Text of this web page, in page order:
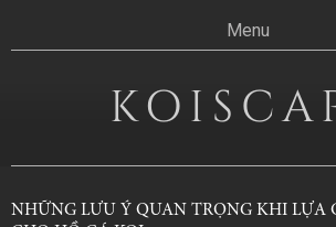
Menu
NHỮNG LƯU Ý QUAN TRỌNG KHI LỰA